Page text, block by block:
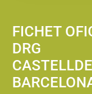
FICHET
DRG